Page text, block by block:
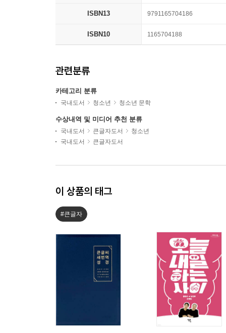
ISBN13 9791165704186
ISBN10 1165704188
관련분류
카테고리 분류
국내도서 청소년 청소년 문학
수상내역 및 미디어 추천 분류
국내도서 큰글자도서
청소년
국내도서
큰글자도서
이 상품의 태그
#큰글자